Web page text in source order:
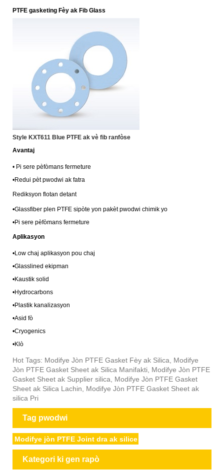
PTFE gasketing Fèy ak Fib Glass
Style KXT611 Blue PTFE ak vè fib ranfòse
Avantaj
• Pi sere pèfòmans fermeture
•Redui pèt pwodwi ak fatra
Rediksyon flotan detant
•Glassfiber plen PTFE sipòte yon pakèt pwodwi chimik yo
•Pi sere pèfòmans fermeture
Aplikasyon
•Low chaj aplikasyon pou chaj
•Glasslined ekipman
•Kaustik solid
•Hydrocarbons
•Plastik kanalizasyon
•Asid fò
•Cryogenics
•Klò
Hot Tags: Modifye Jòn PTFE Gasket Fèy ak Silica, Modifye
Jòn PTFE Gasket Sheet ak Silica Manifakti, Modifye Jòn PTFE
Gasket Sheet ak Supplier silica, Modifye Jòn PTFE Gasket
Sheet ak Silica Lachin, Modifye Jòn PTFE Gasket Sheet ak
silica Pri
Tag pwodwi
Modifye jòn PTFE Joint dra ak silice
Kategori ki gen rapò